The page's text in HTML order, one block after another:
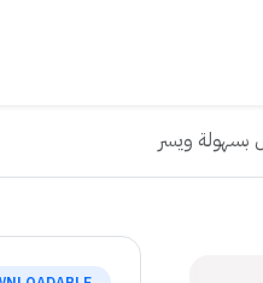
بسهولة ويسر